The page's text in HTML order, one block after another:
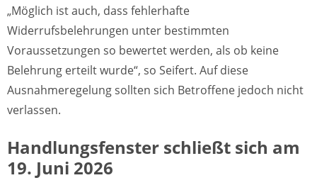
„Möglich ist auch, dass fehlerhafte
Widerrufsbelehrungen unter bestimmten
Voraussetzungen so bewertet werden, als ob keine
Belehrung erteilt wurde“, so Seifert. Auf diese
Ausnahmeregelung sollten sich Betroffene jedoch nicht
verlassen.
Handlungsfenster schließt sich am
19. Juni 2026